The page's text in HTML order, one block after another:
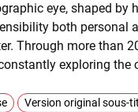
eye, shaped by
both personal
Through more than
exploring the
Version original sous-